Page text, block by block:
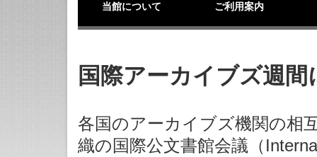
当館について
館長挨拶
事業理念
公文書館概要
業務・活動
歴史公文書等の移管か
館主催見学会
調査研究
研修・全国公文書館会
国際交流
アーキビストの認証
採用情報
国立公文書館紹介映像
ご寄附のお願い
アクセス
ご利用案内
開館情報
資料の探し方について
来館して利用する方へ
つ
利
原
来館せずに利用する方
お問い合わせ・ご要望
よくあるご質問
ショップ
友の会
デ
日
国際アーカイブズ週間
各国のアーカイブズ機関の相
織の国際公文書館会議（